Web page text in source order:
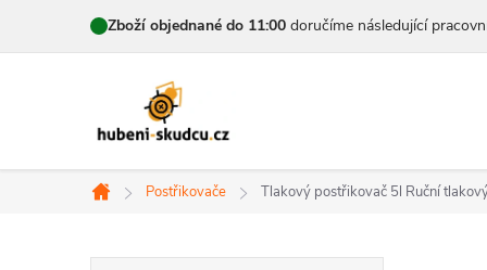
Zboží objednané do 11:00 doručíme následující
Domů
Postřikovače Tlakový postřikovač 5l Ruční